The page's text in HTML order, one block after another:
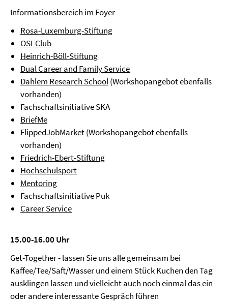
Informationsbereich im Foyer
Rosa-Luxemburg-Stiftung
OSI-Club
Heinrich-Böll-Stiftung
Dual Career and Family Service
Dahlem Research School(Workshopangebot ebenfalls
vorhanden)
Fachschaftsinitiative SKA
BriefMe
FlippedJobMarket(Workshopangebot ebenfalls
vorhanden)
Friedrich-Ebert-Stiftung
Hochschulsport
Mentoring
Fachschaftsinitiative Puk
Career Service
15.00-16.00 Uhr
Get-Together - lassen Sie uns alle gemeinsam bei
Kaffee/Tee/Saft/Wasser und einem Stück Kuchen den Tag
ausklingen lassen und vielleicht auch noch einmal das ein
oder andere interessante Gespräch führen